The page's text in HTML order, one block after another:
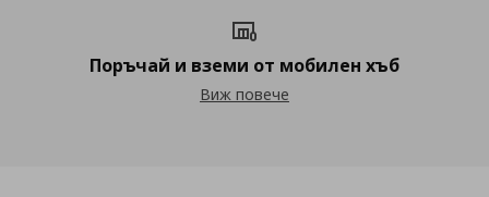
Поръчай и вземи от мобилен хъб
Поръчай и вземи от мобилен хъб
Виж повече